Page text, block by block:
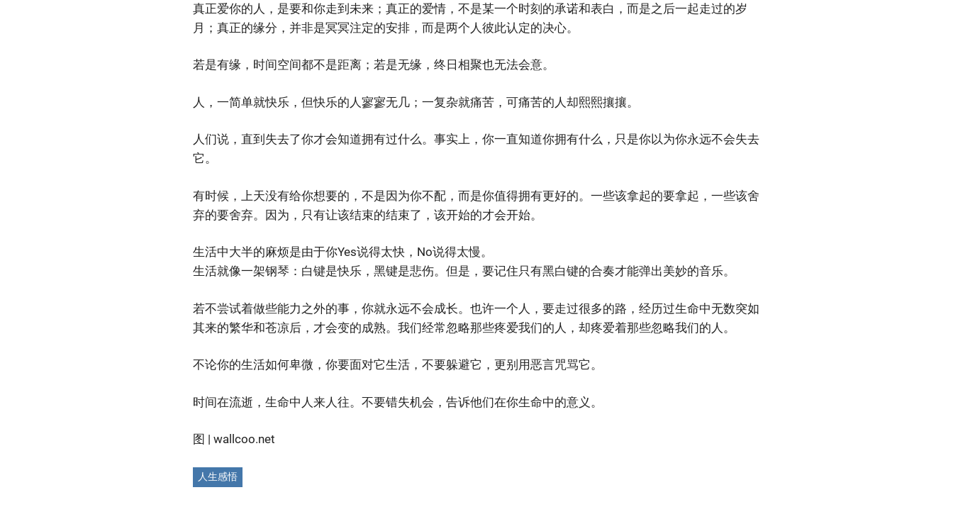
真正爱你的人，是要和你走到未来；真正的爱情，不是某一个时刻的承诺和表白，而是之后一起走过的岁
月；真正的缘分，并非是冥冥注定的安排，而是两个人彼此认定的决心。
若是有缘，时间空间都不是距离；若是无缘，终日相聚也无法会意。
人，一简单就快乐，但快乐的人寥寥无几；一复杂就痛苦，可痛苦的人却熙熙攘攘。
人们说，直到失去了你才会知道拥有过什么。事实上，你一直知道你拥有什么，只是你以为你永远不会失去
它。
有时候，上天没有给你想要的，不是因为你不配，而是你值得拥有更好的。一些该拿起的要拿起，一些该舍
弃的要舍弃。因为，只有让该结束的结束了，该开始的才会开始。
生活中大半的麻烦是由于你Yes说得太快，No说得太慢。
生活就像一架钢琴：白键是快乐，黑键是悲伤。但是，要记住只有黑白键的合奏才能弹出美妙的音乐。
若不尝试着做些能力之外的事，你就永远不会成长。也许一个人，要走过很多的路，经历过生命中无数突如
其来的繁华和苍凉后，才会变的成熟。我们经常忽略那些疼爱我们的人，却疼爱着那些忽略我们的人。
不论你的生活如何卑微，你要面对它生活，不要躲避它，更别用恶言咒骂它。
时间在流逝，生命中人来人往。不要错失机会，告诉他们在你生命中的意义。
图 | wallcoo.net
人生感悟